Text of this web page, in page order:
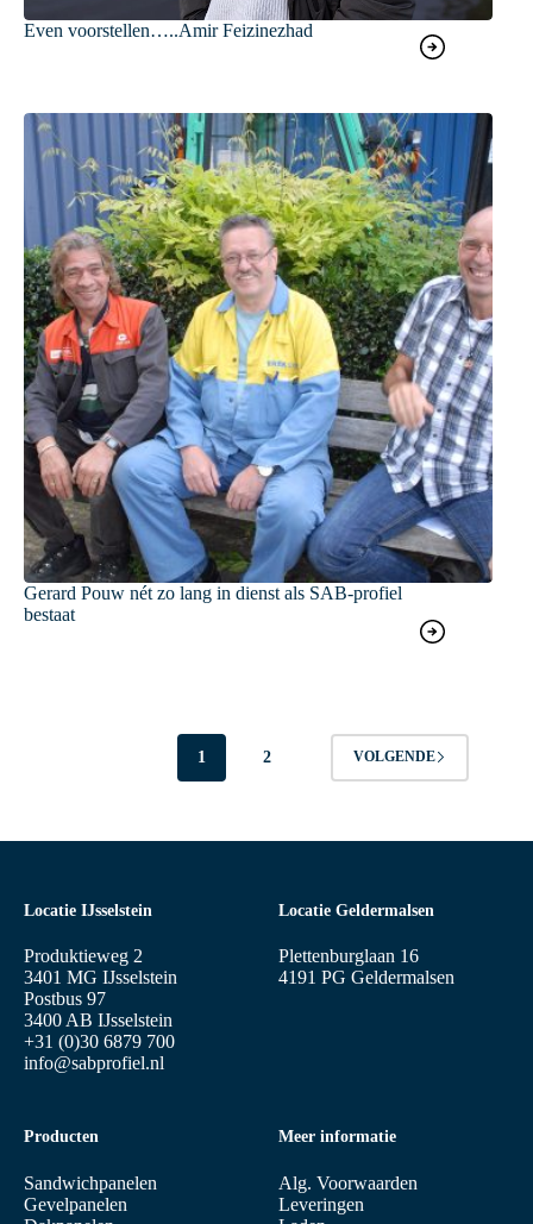
Even voorstellen…..Amir Feizinezhad
Gerard Pouw nét zo lang in dienst als SAB-profiel
bestaat
1 2 VOLGENDE
Locatie IJsselstein
Produktieweg 2
3401 MG IJsselstein
Postbus 97
3400 AB IJsselstein
+31 (0)30 6879 700
info@sabprofiel.nl
Producten
Sandwichpanelen
Gevelpanelen
Meer informatie
Alg. Voorwaarden
Leveringen
Locatie Geldermalsen
Plettenburglaan 16
4191 PG Geldermalsen